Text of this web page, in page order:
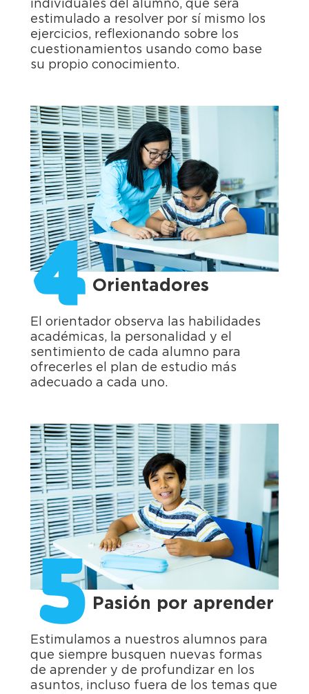
individuales del alumno, que será
estimulado a resolver por sí mismo los
ejercicios, reflexionando sobre los
cuestionamientos usando como base
su propio conocimiento.
4 Orientadores
El orientador observa las habilidades
académicas, la personalidad y el
sentimiento de cada alumno para
ofrecerles el plan de estudio más
adecuado a cada uno.
5 Pasión por aprender
Estimulamos a nuestros alumnos para
que siempre busquen nuevas formas
de aprender y de profundizar en los
asuntos, incluso fuera de los temas que